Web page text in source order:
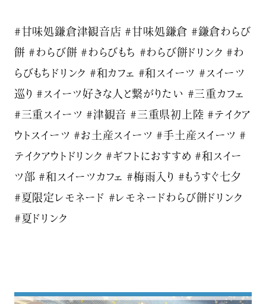
#甘味処鎌倉津観音店 #甘味処鎌倉 #鎌倉わらび
餅 #わらび餅 #わらびもち #わらび餅ドリンク #わ
らびもちドリンク #和カフェ #和スイーツ #スイーツ
巡り #スイーツ好きな人と繋がりたい #三重カフェ
#三重スイーツ #津観音 #三重県初上陸 #テイクア
ウトスイーツ #お土産スイーツ #手土産スイーツ #
テイクアウトドリンク #ギフトにおすすめ #和スイー
ツ部 #和スイーツカフェ #梅雨入り #もうすぐ七夕
#夏限定レモネード #レモネードわらび餅ドリンク
#夏ドリンク